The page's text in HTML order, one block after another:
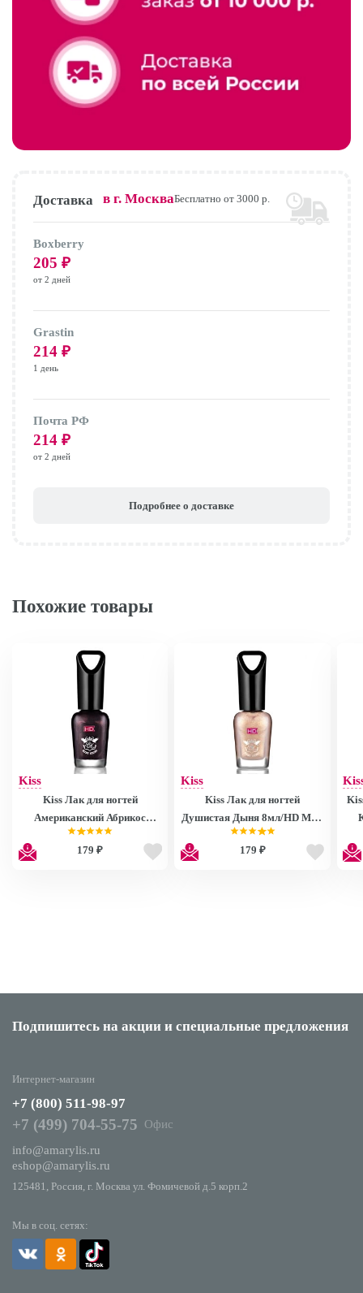
Доставка в г. МоскваБесплатно от 3000 р.
Boxberry
205 ₽
от 2 дней
Grastin
214 ₽
1 день
Почта РФ
214 ₽
от 2 дней
Подробнее о доставке
Похожие товары
Kiss
Kiss Лак для ногтей
Американский Абрикос
8мл/HD Mini Nail Polish
MNP28
179 ₽
Kiss
Kiss Лак для ногтей
Душистая Дыня 8мл/HD Mini
Nail Polish MNP27
179 ₽
Подпишитесь на акции и специальные предложения
Мы в соц. сетях:
Интернет-магазин
+7 (800) 511-98-97
+7 (499) 704-55-75
Офис
info@amarylis.ru
eshop@amarylis.ru
125481, Россия, г. Москва ул. Фомичевой д.5 корп.2